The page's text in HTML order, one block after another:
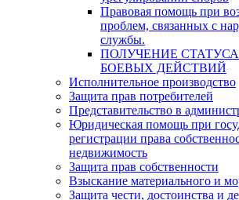
Правовая помощь при
проблем, связанных с
службы.
ПОЛУЧЕНИЕ
БОЕВЫХ ДЕЙСТВИЙ
Исполнительное производство
Защита прав потребителей
Представительство в
Юридическая помощь при
регистрации права
недвижимость
Защита прав собственности
Взыскание материального и
Защита чести, достоинства и